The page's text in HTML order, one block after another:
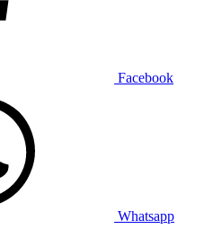
Facebook
Whatsapp